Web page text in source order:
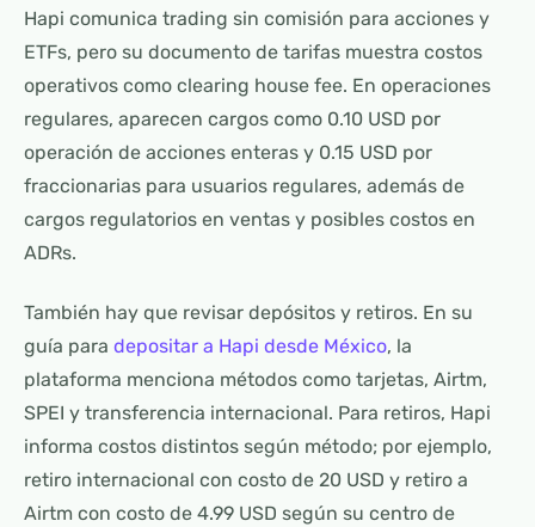
Hapi comunica trading sin comisión para acciones y
ETFs, pero su documento de tarifas muestra costos
operativos como clearing house fee. En operaciones
regulares, aparecen cargos como 0.10 USD por
operación de acciones enteras y 0.15 USD por
fraccionarias para usuarios regulares, además de
cargos regulatorios en ventas y posibles costos en
ADRs.
También hay que revisar depósitos y retiros. En su
guía para depositar a Hapi desde México, la
plataforma menciona métodos como tarjetas, Airtm,
SPEI y transferencia internacional. Para retiros, Hapi
informa costos distintos según método; por ejemplo,
retiro internacional con costo de 20 USD y retiro a
Airtm con costo de 4.99 USD según su centro de